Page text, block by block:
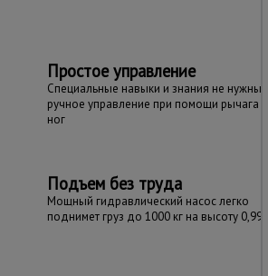
Простое управление
Специальные навыки и знания не нужны -
ручное управление при помощи рычага и
ног
Подъем без труда
Мощный гидравлический насос легко
поднимет груз до 1000 кг на высоту 0,99 м.